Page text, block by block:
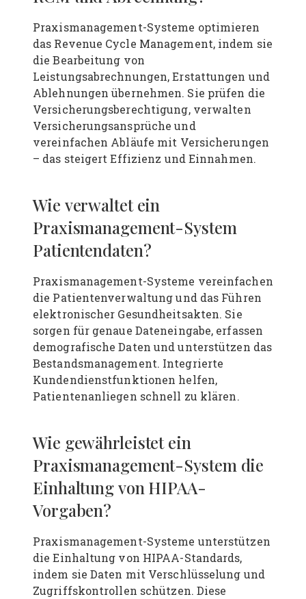
Praxismanagement-Systeme optimieren
das Revenue Cycle Management, indem sie
die Bearbeitung von
Leistungsabrechnungen, Erstattungen und
Ablehnungen übernehmen. Sie prüfen die
Versicherungsberechtigung, verwalten
Versicherungsansprüche und
vereinfachen Abläufe mit Versicherungen
– das steigert Effizienz und Einnahmen.
Wie verwaltet ein
Praxismanagement-System
Patientendaten?
Praxismanagement-Systeme vereinfachen
die Patientenverwaltung und das Führen
elektronischer Gesundheitsakten. Sie
sorgen für genaue Dateneingabe, erfassen
demografische Daten und unterstützen das
Bestandsmanagement. Integrierte
Kundendienstfunktionen helfen,
Patientenanliegen schnell zu klären.
Wie gewährleistet ein
Praxismanagement-System die
Einhaltung von HIPAA-
Vorgaben?
Praxismanagement-Systeme unterstützen
die Einhaltung von HIPAA-Standards,
indem sie Daten mit Verschlüsselung und
Zugriffskontrollen schützen. Diese